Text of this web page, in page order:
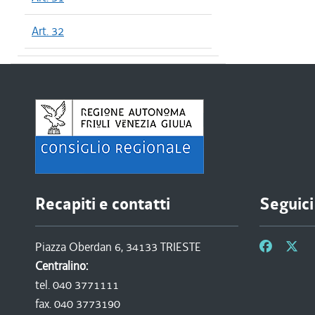
Art. 32
Recapiti e contatti
Piazza Oberdan 6, 34133 TRIESTE
Centralino:
tel. 040 3771111
fax. 040 3773190